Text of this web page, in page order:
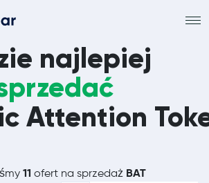
najlepiej
Attention
11 ofert na sprzedaż BAT